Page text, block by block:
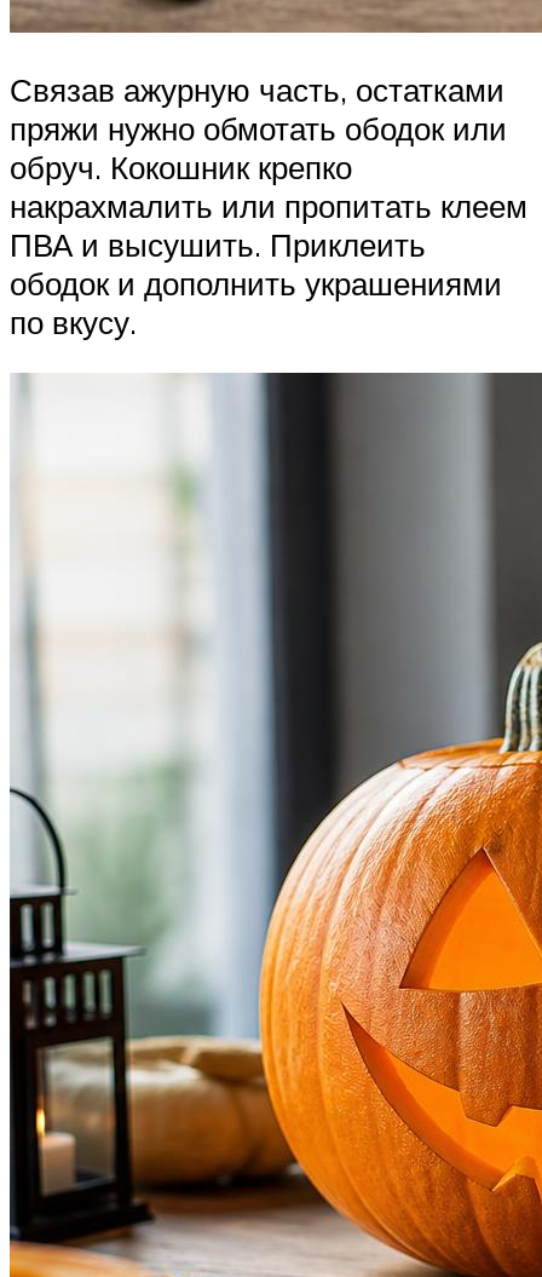
Связав ажурную часть, остатками
пряжи нужно обмотать ободок или
обруч. Кокошник крепко
накрахмалить или пропитать клеем
ПВА и высушить. Приклеить
ободок и дополнить украшениями
по вкусу.